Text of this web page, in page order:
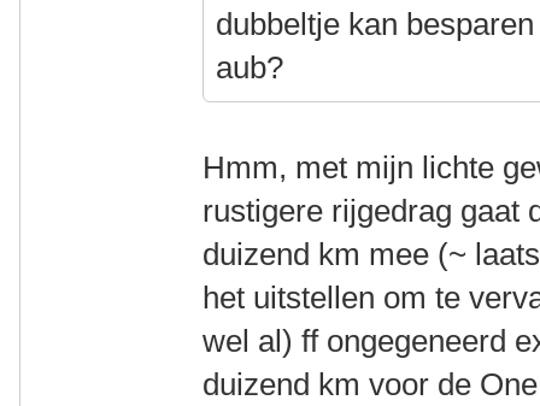
dubbeltje kan
aub?
Hmm, met mijn lichte
rustigere rijgedrag gaat
duizend km mee (~
het uitstellen om te
wel al) ff ongegeneerd
duizend km voor de